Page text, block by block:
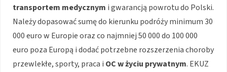
transportem medycznym i gwarancją powrotu do Polski.
Należy dopasować sumę do kierunku podróży minimum 30
000 euro w Europie oraz co najmniej 50 000 do 100 000
euro poza Europą i dodać potrzebne rozszerzenia choroby
przewlekłe, sporty, praca i OC w życiu prywatnym. EKUZ